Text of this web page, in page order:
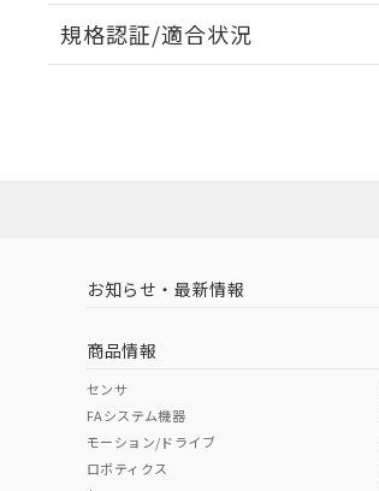
EU RoHS 注意事項・凡例
中国 RoHS 注意事項・凡例
中国 RoHS表
Pb Hg
規格認証/適合状況
お知らせ・最新情報
商品情報
センサ
FAシステム機器
モーション/ドライブ
ロボティクス